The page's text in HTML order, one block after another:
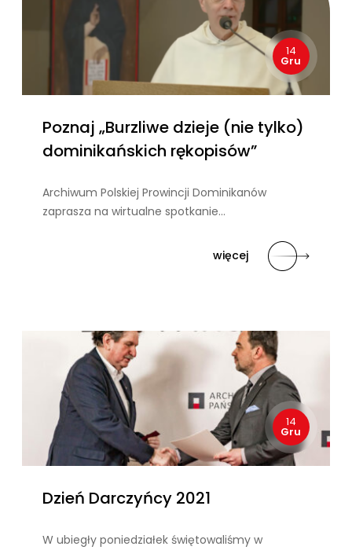
14
Gru
Poznaj „Burzliwe dzieje (nie tylko)
dominikańskich rękopisów”
Archiwum Polskiej Prowincji Dominikanów
zaprasza na wirtualne spotkanie…
więcej
14
Gru
Dzień Darczyńcy 2021
W ubiegły poniedziałek świętowaliśmy w